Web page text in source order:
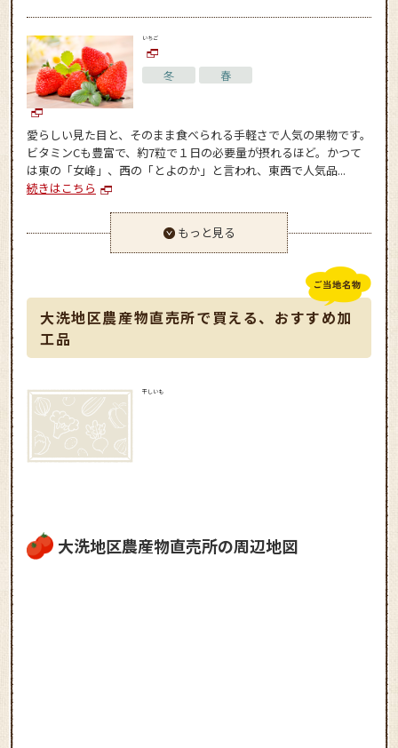
いちご
冬 春
愛らしい見た目と、そのまま食べられる手軽さで人気の果物です。
ビタミンCも豊富で、約7粒で１日の必要量が摂れるほど。かつて
は東の「女峰」、西の「とよのか」と言われ、東西で人気品...
続きはこちら
もっと見る
大洗地区農産物直売所で買える、おすすめ加
工品
干しいも
大洗地区農産物直売所の周辺地図